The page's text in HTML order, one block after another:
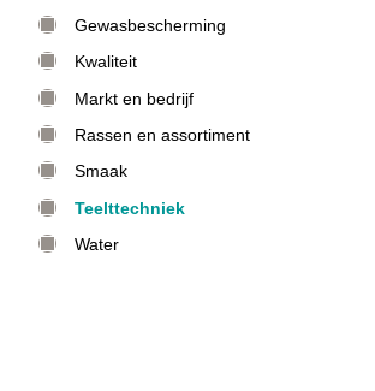
Gewasbescherming
Kwaliteit
Markt en bedrijf
Rassen en assortiment
Smaak
Teelttechniek
Water